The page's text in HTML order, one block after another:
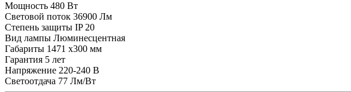
Мощность 480 Вт
Световой поток 36900 Лм
Степень защиты IP 20
Вид лампы Люминесцентная
Габариты 1471 x300 мм
Гарантия 5 лет
Напряжение 220-240 В
Светоотдача 77 Лм/Вт